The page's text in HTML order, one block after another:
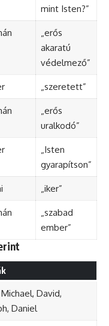
mint Isten?”
„erős
akaratú
védelmező”
„szeretett”
„erős
uralkodó”
„Isten
gyarapítson”
„iker”
„szabad
ember”
Michael, David,
Daniel